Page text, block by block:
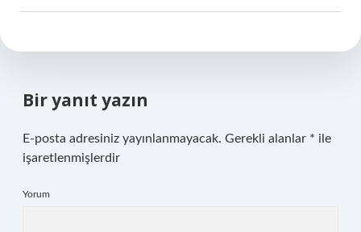
Bir yanıt yazın
E-posta adresiniz yayınlanmayacak. Gerekli alanlar * ile
işaretlenmişlerdir
Yorum